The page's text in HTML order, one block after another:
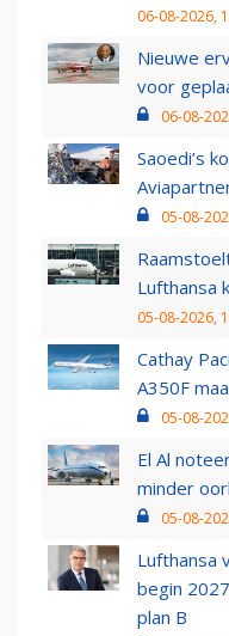
06-08-2026,
Nieuwe
voor
06-08-
Saoedi’s
05-08-
Lufthansa
05-08-2026,
Cathay
A350F
05-08-
El Al
minder
05-08-
Lufthansa
begin
plan B